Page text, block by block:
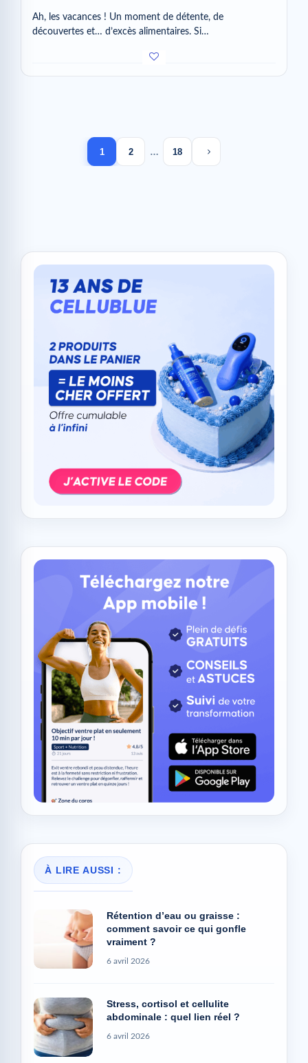
Ah, les vacances ! Un moment de détente, de
découvertes et… d’excès alimentaires. Si…
1 2 … 18 Next page
À LIRE AUSSI :
Rétention d’eau ou graisse :
comment savoir ce qui gonfle
vraiment ?
6 avril 2026
Stress, cortisol et cellulite
abdominale : quel lien réel ?
6 avril 2026